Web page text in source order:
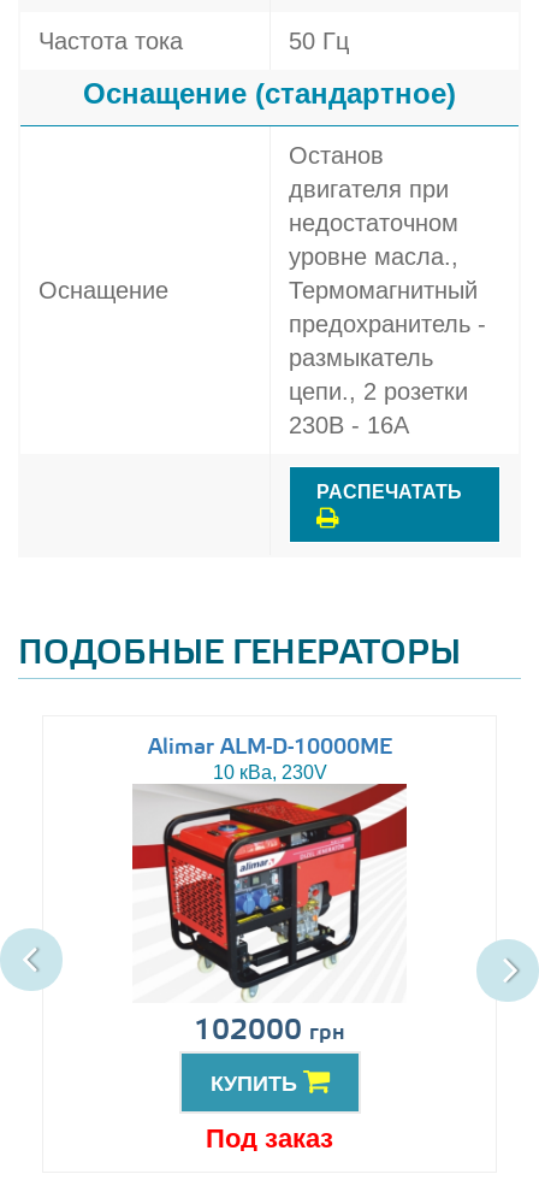
Частота тока 50 Гц
Оснащение (стандартное)
Оснащение
Останов
двигателя при
недостаточном
уровне масла.,
Термомагнитный
предохранитель -
размыкатель
цепи., 2 розетки
230В - 16A
РАСПЕЧАТАТЬ
ПОДОБНЫЕ ГЕНЕРАТОРЫ
Alimar ALM-D-10000ME
10 кВа, 230V
102000 грн
КУПИТЬ
Под заказ